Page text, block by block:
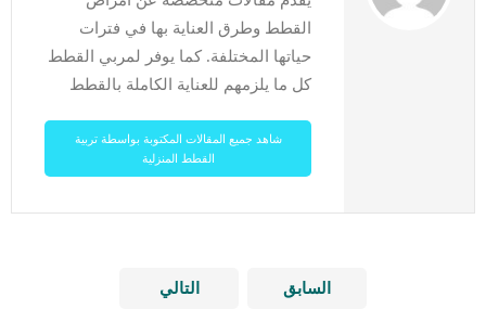
القطط وطرق العناية بها في فترات
حياتها المختلفة. كما يوفر لمربي القطط
كل ما يلزمهم للعناية الكاملة بالقطط
شاهد جميع المقالات المكتوبة بواسطة تربية
القطط المنزلية
السابق التالي